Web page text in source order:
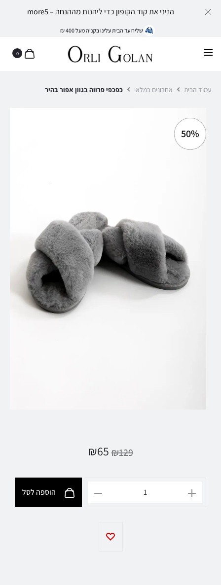
שליח עד הבית עלינו בקניה מעל 400 ₪
0
עמוד הבית אחרונים במלאי כפכפי פרווה בגוון אפור בהיר
50%
₪129
₪65
הזיני את קוד הקופון כדי ליהנות מההנחה – more5